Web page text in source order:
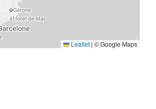
Leaflet | © Google Maps